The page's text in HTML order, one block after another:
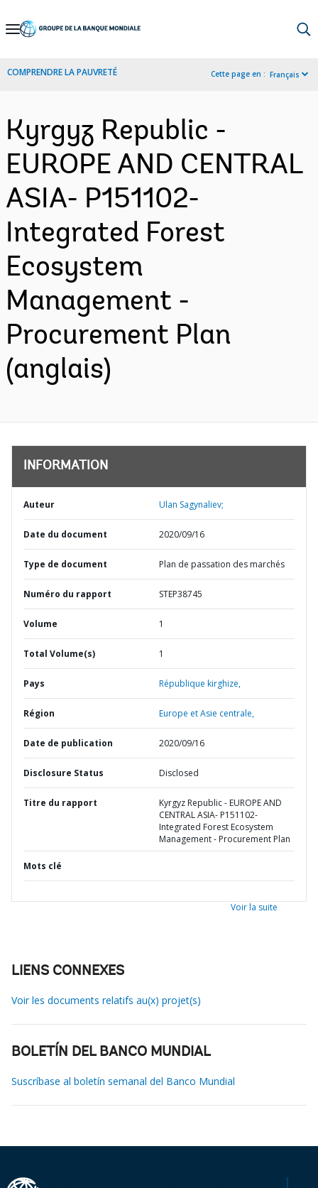
Skip
Navigation
COMPRENDRE LA PAUVRETÉ Cette page en : Français
Kyrgyz Republic -
EUROPE AND CENTRAL
ASIA- P151102-
Integrated Forest
Ecosystem
Management -
Procurement Plan
(anglais)
INFORMATION
Auteur Ulan Sagynaliev;
Date du document 2020/09/16
Type de document Plan de passation des marchés
Numéro du rapport STEP38745
Volume 1
Total Volume(s) 1
Pays République kirghize,
Région Europe et Asie centrale,
Date de publication 2020/09/16
Disclosure Status Disclosed
Titre du rapport
Kyrgyz Republic - EUROPE AND
CENTRAL ASIA- P151102-
Integrated Forest Ecosystem
Management - Procurement Plan
Mots clé
Voir la suite
LIENS CONNEXES
Voir les documents relatifs au(x) projet(s)
BOLETÍN DEL BANCO MUNDIAL
Suscríbase al boletín semanal del Banco Mundial